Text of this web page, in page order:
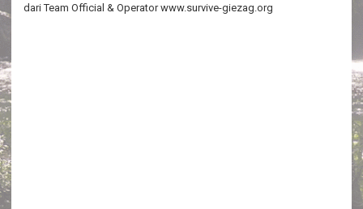
dari Team Official & Operator www.survive-giezag.org